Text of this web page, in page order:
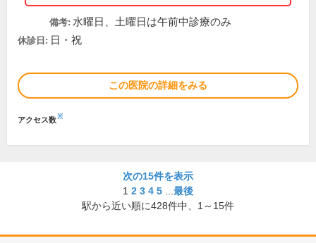
備考: 水曜日、土曜日は午前中診療のみ
休診日: 日・祝
この医院の詳細をみる
アクセス数※
次の15件を表示
1 2 3 4 5
最後
駅から近い順に428件中、 1～15件